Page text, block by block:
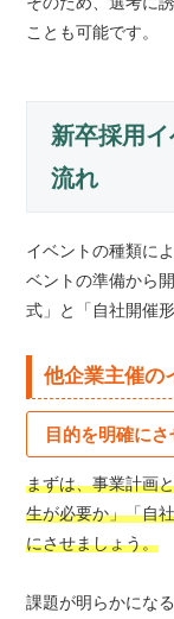
ことも可能です。
新卒採用
流れ
イベントの種類に
ベントの準備から
式」と「自社開催
他企業主催の
目的を明確にさ
まずは、事業計画
生が必要か」「自
にさせましょう。
課題が明らかにな